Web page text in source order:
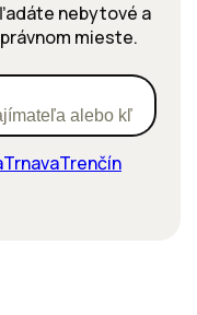
Inzerát
nebytové a
mieste.
alebo kľúčové
TrnavaTrenčín